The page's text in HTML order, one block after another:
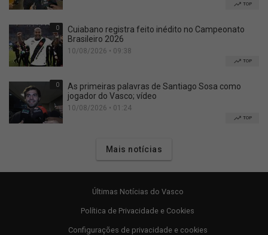
TOP
0
Cuiabano registra feito inédito no Campeonato
Brasileiro 2026
10/08/2026 • 09:38
TOP
0
As primeiras palavras de Santiago Sosa como
jogador do Vasco; vídeo
10/08/2026 • 01:24
TOP
Mais notícias
Últimas Notícias do Vasco
Política de Privacidade e Cookies
Configurações de privacidade e cookies